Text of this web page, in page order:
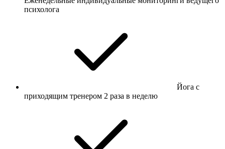
психолога
Йога с
приходящим тренером 2 раза в неделю